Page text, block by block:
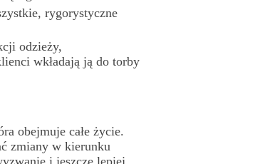
rygorystyczne
odzieży,
wkładają ją do torby
obejmuje całe życie.
zmiany w kierunku
i jeszcze lepiej